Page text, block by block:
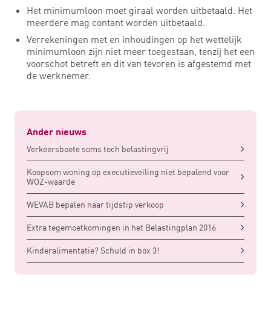
Het minimumloon moet giraal worden uitbetaald. Het
meerdere mag contant worden uitbetaald.
Verrekeningen met en inhoudingen op het wettelijk
minimumloon zijn niet meer toegestaan, tenzij het een
voorschot betreft en dit van tevoren is afgestemd met
de werknemer.
Ander nieuws
Verkeersboete soms toch belastingvrij
Koopsom woning op executieveiling niet bepalend voor
WOZ-waarde
WEVAB bepalen naar tijdstip verkoop
Extra tegemoetkomingen in het Belastingplan 2016
Kinderalimentatie? Schuld in box 3!